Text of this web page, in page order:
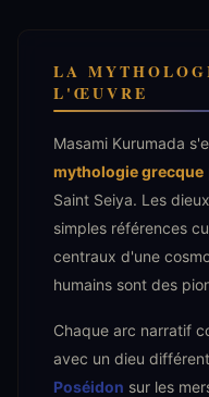
LA
L'ŒUVRE
Masami Kurumada
mythologie grecque
Saint Seiya. Les
simples références
centraux d'une
humains sont des
Chaque arc narratif
avec un dieu
Poséidon sur les